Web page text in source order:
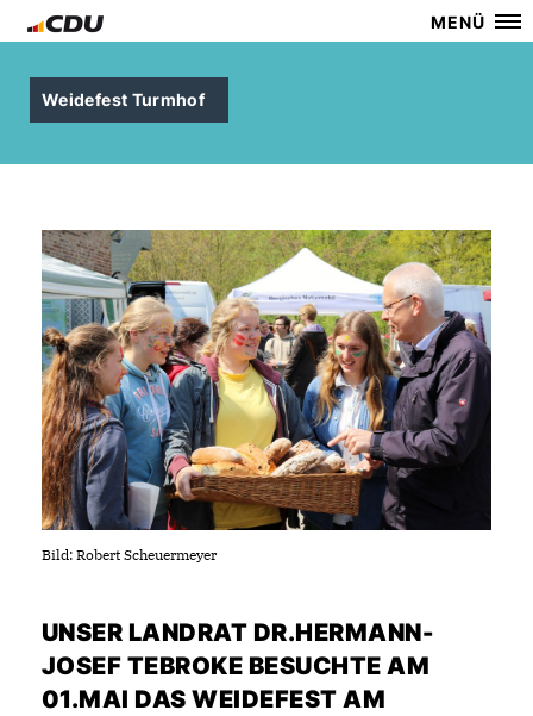
MENÜ
Weidefest Turmhof
Bild: Robert Scheuermeyer
UNSER LANDRAT DR.HERMANN-
JOSEF TEBROKE BESUCHTE AM
01.MAI DAS WEIDEFEST AM